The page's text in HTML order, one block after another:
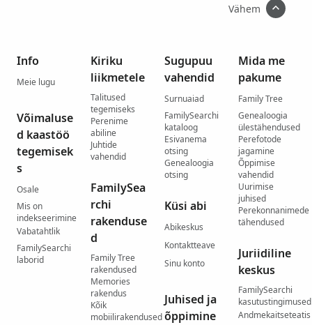
Vähem
Info
Meie lugu
Võimaluse
d kaastöö
tegemisek
s
Osale
Mis on
indekseerimine
Vabatahtlik
FamilySearchi
laborid
Kiriku
liikmetele
Talitused
tegemiseks
Perenime
abiline
Juhtide
vahendid
FamilySea
rchi
rakenduse
d
Family Tree
rakendused
Memories
rakendus
Kõik
mobiilirakendused
Sugupuu
vahendid
Surnuaiad
FamilySearchi
kataloog
Esivanema
otsing
Genealoogia
otsing
Küsi abi
Abikeskus
Kontaktteave
Sinu konto
Juhised ja
õppimine
Mida me
pakume
Family Tree
Genealoogia
ülestähendused
Perefotode
jagamine
Õppimise
vahendid
Uurimise
juhised
Perekonnanimede
tähendused
Juriidiline
keskus
FamilySearchi
kasutustingimused
Andmekaitseteatis